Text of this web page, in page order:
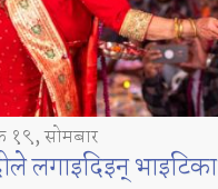
१९, सोमबार
लगाइदिइन् भाइटिका